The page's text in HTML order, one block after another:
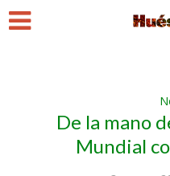
De la mano
Mundial